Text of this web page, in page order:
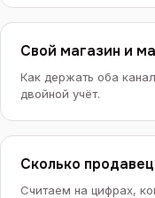
Свой магазин и
Как держать оба
двойной учёт.
Сколько
Считаем на цифрах,